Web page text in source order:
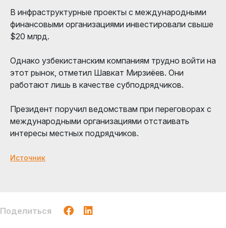
В инфраструктурные проекты с международными
финансовыми организациями инвестировали свыше
$20 млрд.
Однако узбекистанским компаниям трудно войти на
этот рынок, отметил Шавкат Мирзиёев. Они
работают лишь в качестве субподрядчиков.
Президент поручил ведомствам при переговорах с
международными организациями отстаивать
интересы местных подрядчиков.
Источник
Поделиться